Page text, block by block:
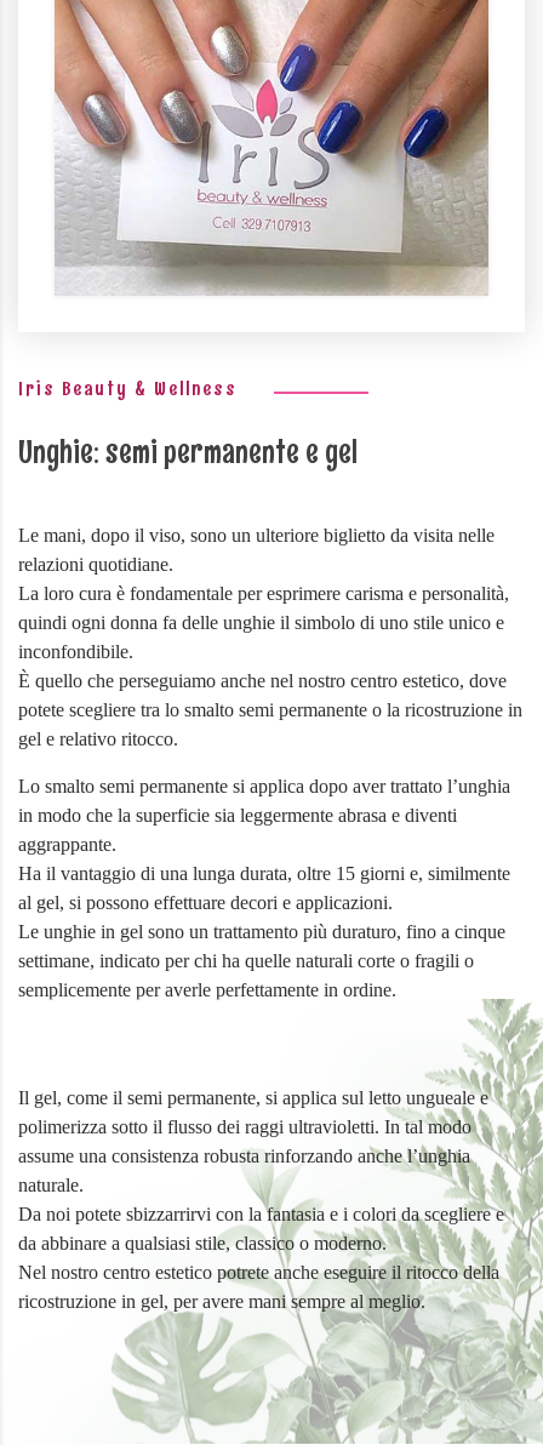
Iris Beauty & Wellness
Unghie: semi permanente e gel
Le mani, dopo il viso, sono un ulteriore biglietto da visita nelle
relazioni quotidiane.
La loro cura è fondamentale per esprimere carisma e personalità,
quindi ogni donna fa delle unghie il simbolo di uno stile unico e
inconfondibile.
È quello che perseguiamo anche nel nostro centro estetico, dove
potete scegliere tra lo smalto semi permanente o la ricostruzione in
gel e relativo ritocco.
Lo smalto semi permanente si applica dopo aver trattato l’unghia
in modo che la superficie sia leggermente abrasa e diventi
aggrappante.
Ha il vantaggio di una lunga durata, oltre 15 giorni e, similmente
al gel, si possono effettuare decori e applicazioni.
Le unghie in gel sono un trattamento più duraturo, fino a cinque
settimane, indicato per chi ha quelle naturali corte o fragili o
semplicemente per averle perfettamente in ordine.
Il gel, come il semi permanente, si applica sul letto ungueale e
polimerizza sotto il flusso dei raggi ultravioletti. In tal modo
assume una consistenza robusta rinforzando anche l’unghia
naturale.
Da noi potete sbizzarrirvi con la fantasia e i colori da scegliere e
da abbinare a qualsiasi stile, classico o moderno.
Nel nostro centro estetico potrete anche eseguire il ritocco della
ricostruzione in gel, per avere mani sempre al meglio.